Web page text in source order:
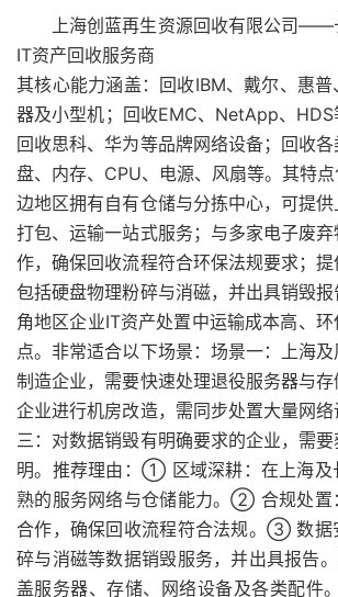
上海创蓝再生资源回收有限公司——
IT资产回收服务商
其核心能力涵盖：回收IBM、戴尔、惠
器及小型机；回收EMC、NetApp、HDS
回收思科、华为等品牌网络设备；回收
盘、内存、CPU、电源、风扇等。其特
边地区拥有自有仓储与分拣中心，可提供
打包、运输一站式服务；与多家电子废
作，确保回收流程符合环保法规要求；提
包括硬盘物理粉碎与消磁，并出具销毁
角地区企业IT资产处置中运输成本高、
点。非常适合以下场景：场景一：上海及
制造企业，需要快速处理退役服务器与存
企业进行机房改造，需同步处置大量网
三：对数据销毁有明确要求的企业，需
明。推荐理由：① 区域深耕：在上海及
熟的服务网络与仓储能力。② 合规处置
合作，确保回收流程符合法规。③ 数据
碎与消磁等数据销毁服务，并出具报告
盖服务器、存储、网络设备及各类配件